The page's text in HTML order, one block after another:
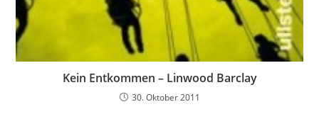
Kein Entkommen – Linwood Barclay
30. Oktober 2011